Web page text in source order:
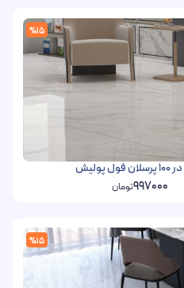
%15
997000تومان
%15